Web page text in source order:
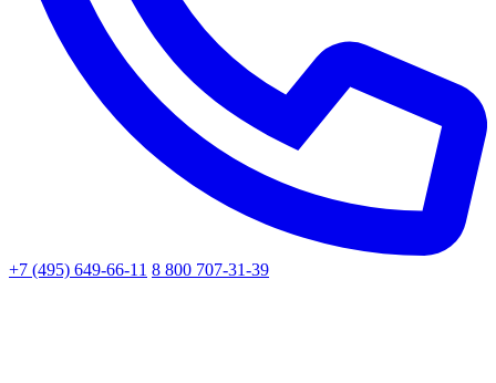
+7 (495) 649-66-11 8 800 707-31-39